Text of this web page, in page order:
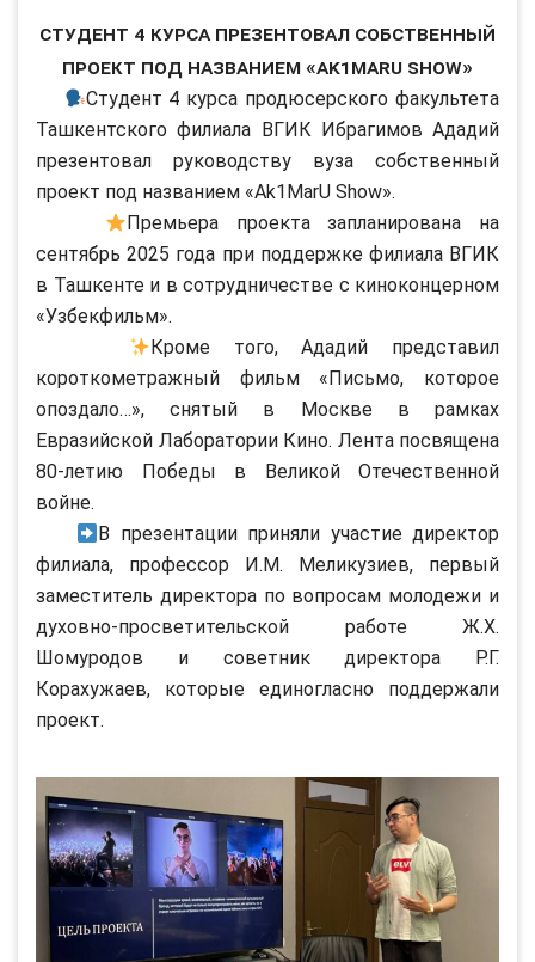
Студент 4 курса презентовал собственный
проект под названием «Ak1MarU Show»
Студент 4 курса продюсерского факультета
Ташкентского филиала ВГИК Ибрагимов Ададий
презентовал руководству вуза собственный
проект под названием «Ak1MarU Show».
Премьера проекта запланирована на
сентябрь 2025 года при поддержке филиала ВГИК
в Ташкенте и в сотрудничестве с киноконцерном
«Узбекфильм».
Кроме того, Ададий представил
короткометражный фильм «Письмо, которое
опоздало…», снятый в Москве в рамках
Евразийской Лаборатории Кино. Лента посвящена
80-летию Победы в Великой Отечественной
войне.
В презентации приняли участие директор
филиала, профессор И.М. Меликузиев, первый
заместитель директора по вопросам молодежи и
духовно-просветительской работе Ж.Х.
Шомуродов и советник директора Р.Г.
Корахужаев, которые единогласно поддержали
проект.